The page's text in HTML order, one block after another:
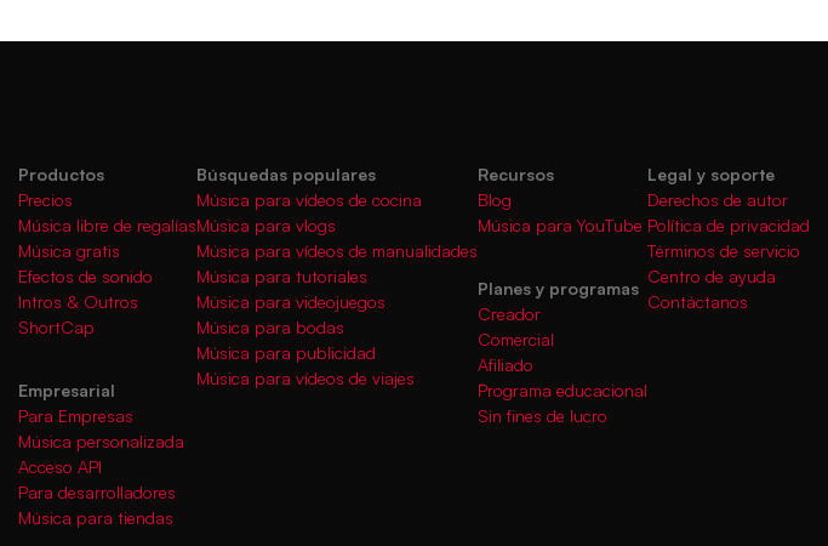
Productos
Precios
Música libre de regalías
Música gratis
Efectos de sonido
Intros & Outros
ShortCap
Empresarial
Para Empresas
Música personalizada
Acceso API
Para desarrolladores
Música para tiendas
Búsquedas populares
Música para vídeos de cocina
Música para vlogs
Música para vídeos de manualidades
Música para tutoriales
Música para videojuegos
Música para bodas
Música para publicidad
Música para vídeos de viajes
Recursos
Blog
Música para YouTube
Planes y programas
Creador
Comercial
Afiliado
Programa educacional
Sin fines de lucro
Legal y soporte
Derechos de autor
Política de privacidad
Términos de servicio
Centro de ayuda
Contáctanos